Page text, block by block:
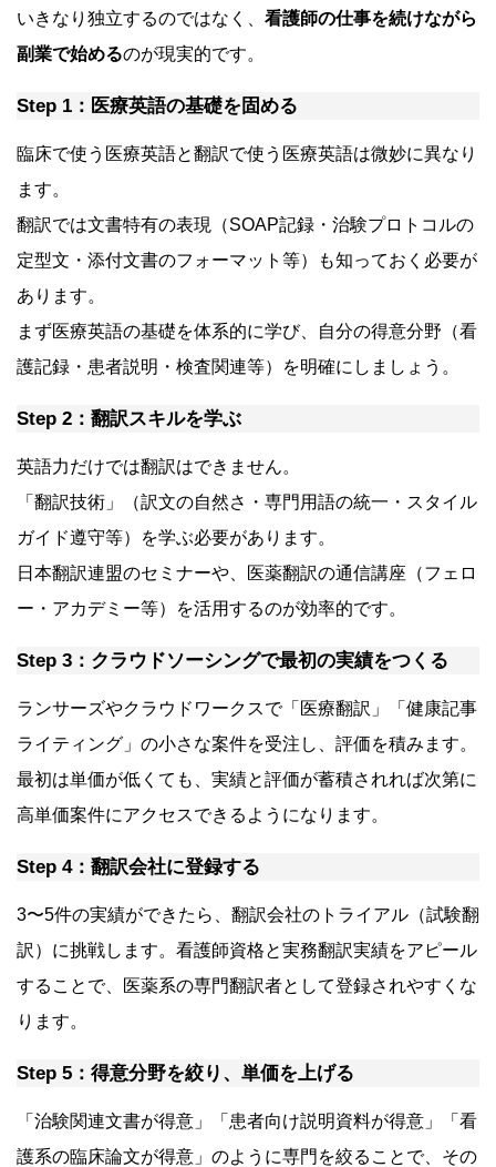
いきなり独立するのではなく、 看護師の仕事を続けながら
副業で始めるのが現実的です。
Step 1：医療英語の基礎を固める
臨床で使う医療英語と翻訳で使う医療英語は微妙に異なり
ます。
翻訳では文書特有の表現（SOAP記録・治験プロトコルの
定型文・添付文書のフォーマット等）も知っておく必要が
あります。
まず医療英語の基礎を体系的に学び、自分の得意分野（看
護記録・患者説明・検査関連等）を明確にしましょう。
Step 2：翻訳スキルを学ぶ
英語力だけでは翻訳はできません。
「翻訳技術」（訳文の自然さ・専門用語の統一・スタイル
ガイド遵守等）を学ぶ必要があります。
日本翻訳連盟のセミナーや、医薬翻訳の通信講座（フェロ
ー・アカデミー等）を活用するのが効率的です。
Step 3：クラウドソーシングで最初の実績をつくる
ランサーズやクラウドワークスで「医療翻訳」「健康記事
ライティング」の小さな案件を受注し、評価を積みます。
最初は単価が低くても、実績と評価が蓄積されれば次第に
高単価案件にアクセスできるようになります。
Step 4：翻訳会社に登録する
3〜5件の実績ができたら、翻訳会社のトライアル（試験翻
訳）に挑戦します。看護師資格と実務翻訳実績をアピール
することで、医薬系の専門翻訳者として登録されやすくな
ります。
Step 5：得意分野を絞り、単価を上げる
「治験関連文書が得意」「患者向け説明資料が得意」「看
護系の臨床論文が得意」のように専門を絞ることで、その